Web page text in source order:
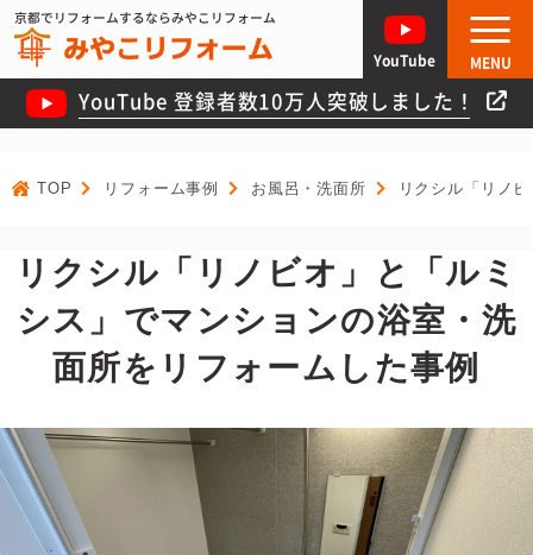
京都でリフォームするならみやこリフォーム
YouTube 登録者数10万人突破しました！
YouTube MENU
TOP リフォーム事例 お風呂・洗面所 リクシル「リノ
リクシル「リノビオ」と「ルミ
シス」でマンションの浴室・洗
面所をリフォームした事例